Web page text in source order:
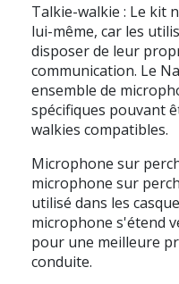
Talkie-walkie : Le kit
lui-même, car les
disposer de leur
communication. Le
ensemble de
spécifiques pouvant
walkies compatibles.
Microphone sur
microphone sur
utilisé dans les
microphone s'étend
pour une meilleure
conduite.